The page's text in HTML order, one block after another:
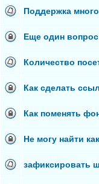
Поддержка
Еще один
Количество
Как сделать
Как поменять
Не могу найти
зафиксировать